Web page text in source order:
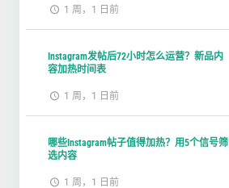
1 周，1 日前
Instagram发帖后72小时怎么运营？新品内
容加热时间表
1 周，1 日前
哪些Instagram帖子值得加热？用5个信号筛
选内容
1 周，1 日前